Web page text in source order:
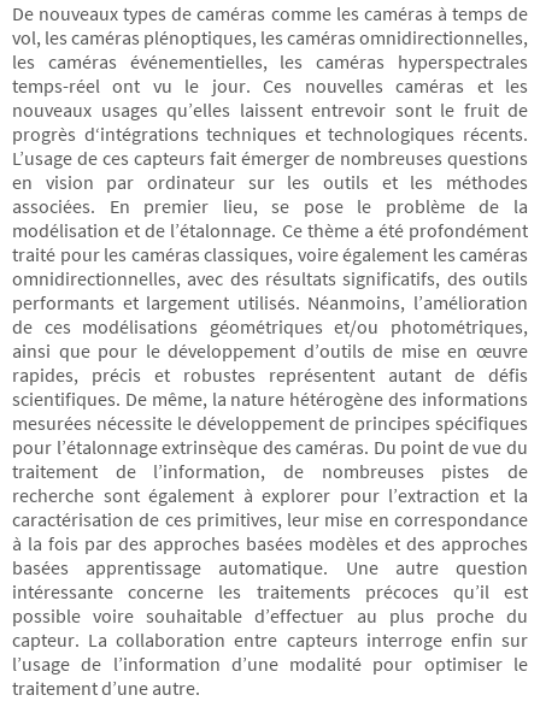
De nouveaux types de caméras comme les caméras à temps de
vol, les caméras plénoptiques, les caméras omnidirectionnelles,
les caméras événementielles, les caméras hyperspectrales
temps-réel ont vu le jour. Ces nouvelles caméras et les
nouveaux usages qu’elles laissent entrevoir sont le fruit de
progrès d‘intégrations techniques et technologiques récents.
L’usage de ces capteurs fait émerger de nombreuses questions
en vision par ordinateur sur les outils et les méthodes
associées. En premier lieu, se pose le problème de la
modélisation et de l’étalonnage. Ce thème a été profondément
traité pour les caméras classiques, voire également les caméras
omnidirectionnelles, avec des résultats significatifs, des outils
performants et largement utilisés. Néanmoins, l’amélioration
de ces modélisations géométriques et/ou photométriques,
ainsi que pour le développement d’outils de mise en œuvre
rapides, précis et robustes représentent autant de défis
scientifiques. De même, la nature hétérogène des informations
mesurées nécessite le développement de principes spécifiques
pour l’étalonnage extrinsèque des caméras. Du point de vue du
traitement de l’information, de nombreuses pistes de
recherche sont également à explorer pour l’extraction et la
caractérisation de ces primitives, leur mise en correspondance
à la fois par des approches basées modèles et des approches
basées apprentissage automatique. Une autre question
intéressante concerne les traitements précoces qu’il est
possible voire souhaitable d’effectuer au plus proche du
capteur. La collaboration entre capteurs interroge enfin sur
l’usage de l’information d’une modalité pour optimiser le
traitement d’une autre.